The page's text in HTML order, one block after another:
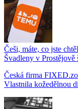
Češi, máte, co jste
Švadleny v
Česká firma
Vlastnila kožedělnou